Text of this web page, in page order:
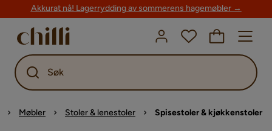
Akkurat nå! Lagerrydding av sommerens hagemøbler →
Søk
Møbler Stoler & lenestoler Spisestoler & kjøkkenstoler